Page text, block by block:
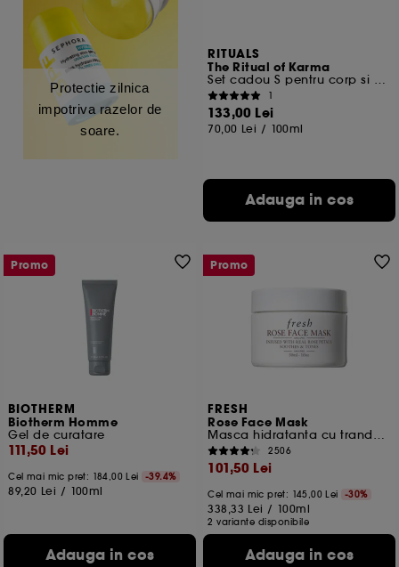
Protectie zilnica
impotriva razelor de
soare.
RITUALS
The Ritual of Karma
Set cadou S pentru corp si baie
1
133,00 Lei
70,00 Lei / 100ml
Adauga in cos
BIOTHERM
Biotherm Homme
Gel de curatare
111,50 Lei
Cel mai mic pret: 184,00 Lei -39.4%
89,20 Lei / 100ml
Adauga in cos
Promo
FRESH
Rose Face Mask
Masca hidratanta cu trandafir pentru fata
2506
101,50 Lei
Cel mai mic pret: 145,00 Lei -30%
338,33 Lei / 100ml
2 variante disponibile
Adauga in cos
Promo